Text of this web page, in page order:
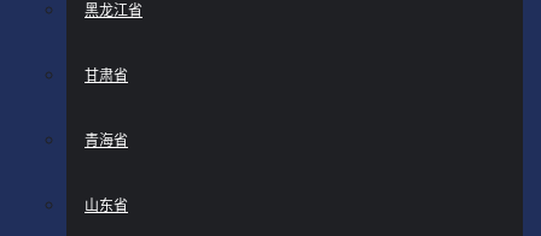
黑龙江省
甘肃省
青海省
山东省